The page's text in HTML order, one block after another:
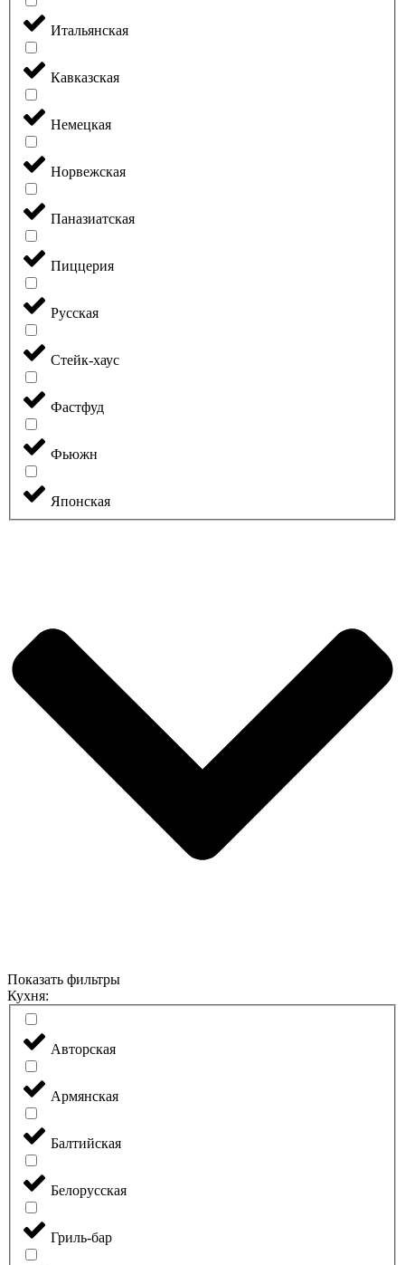
Итальянская
Кавказская
Немецкая
Норвежская
Паназиатская
Пиццерия
Русская
Стейк-хаус
Фастфуд
Фьюжн
Японская
Показать фильтры
Кухня:
Авторская
Армянская
Балтийская
Белорусская
Гриль-бар